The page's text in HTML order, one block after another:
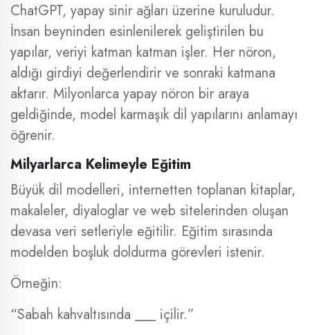
ChatGPT, yapay sinir ağları üzerine kuruludur.
İnsan beyninden esinlenilerek geliştirilen bu
yapılar, veriyi katman katman işler. Her nöron,
aldığı girdiyi değerlendirir ve sonraki katmana
aktarır. Milyonlarca yapay nöron bir araya
geldiğinde, model karmaşık dil yapılarını anlamayı
öğrenir.
Milyarlarca Kelimeyle Eğitim
Büyük dil modelleri, internetten toplanan kitaplar,
makaleler, diyaloglar ve web sitelerinden oluşan
devasa veri setleriyle eğitilir. Eğitim sırasında
modelden boşluk doldurma görevleri istenir.
Örneğin:
“Sabah kahvaltısında ___ içilir.”